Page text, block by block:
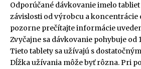
Odporúčané dávkovanie imelo
závislosti od výrobcu a koncentrácie
pozorne prečítajte informácie
Zvyčajne sa dávkovanie pohybuje od
Tieto tablety sa užívajú s
Dĺžka užívania môže byť rôzna. Pri